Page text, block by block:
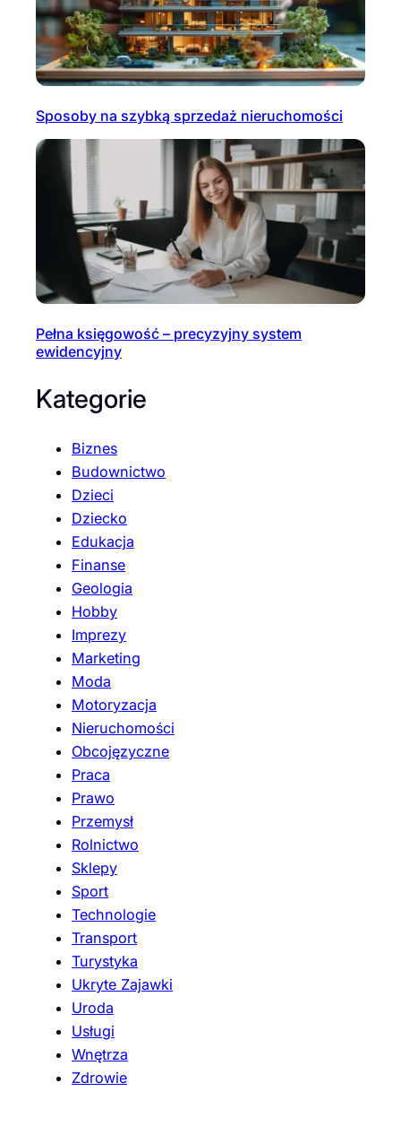
Sposoby na szybką sprzedaż nieruchomości
Pełna księgowość – precyzyjny system
ewidencyjny
Kategorie
Biznes
Budownictwo
Dzieci
Dziecko
Edukacja
Finanse
Geologia
Hobby
Imprezy
Marketing
Moda
Motoryzacja
Nieruchomości
Obcojęzyczne
Praca
Prawo
Przemysł
Rolnictwo
Sklepy
Sport
Technologie
Transport
Turystyka
Ukryte Zajawki
Uroda
Usługi
Wnętrza
Zdrowie